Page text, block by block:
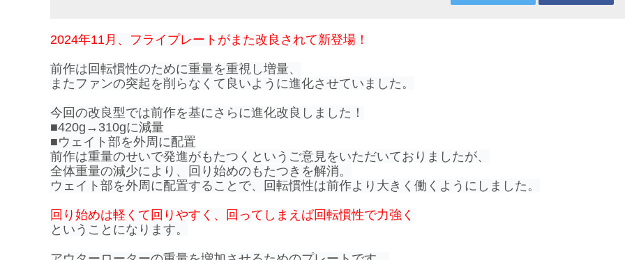
2024年11月、フライプレートがまた改良されて新登場！
前作は回転慣性のために重量を重視し増量、
またファンの突起を削らなくて良いように進化させていました。
今回の改良型では前作を基にさらに進化改良しました！
■420g→310gに減量
■ウェイト部を外周に配置
前作は重量のせいで発進がもたつくというご意見をいただいておりましたが、
全体重量の減少により、回り始めのもたつきを解消。
ウェイト部を外周に配置することで、回転慣性は前作より大きく働くようにしました。
回り始めは軽くて回りやすく、回ってしまえば回転慣性で力強く
ということになります。